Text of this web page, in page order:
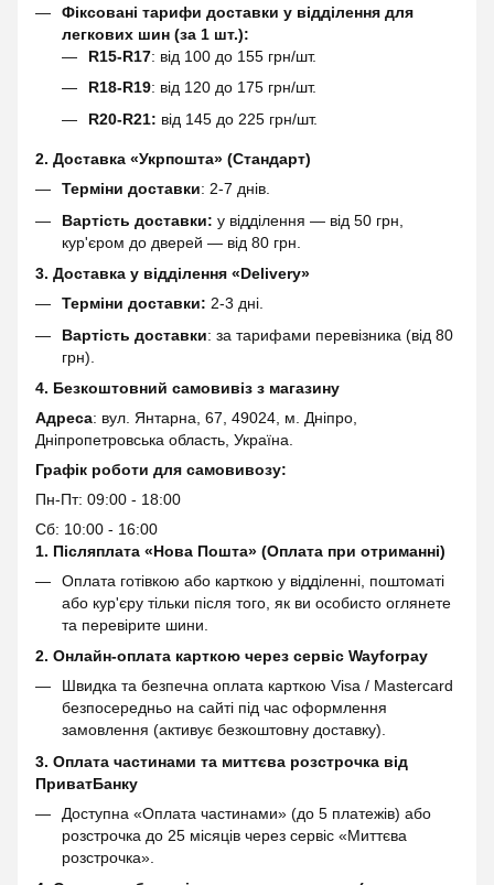
Фіксовані тарифи доставки у відділення для
легкових шин (за 1 шт.):
R15-R17: від 100 до 155 грн/шт.
R18-R19: від 120 до 175 грн/шт.
R20-R21: від 145 до 225 грн/шт.
2. Доставка «Укрпошта» (Стандарт)
Терміни доставки: 2-7 днів.
Вартість доставки: у відділення — від 50 грн,
кур'єром до дверей — від 80 грн.
3. Доставка у відділення «Delivery»
Терміни доставки: 2-3 дні.
Вартість доставки: за тарифами перевізника (від 80
грн).
4. Безкоштовний самовивіз з магазину
Адреса: вул. Янтарна, 67, 49024, м. Дніпро,
Дніпропетровська область, Україна.
Графік роботи для самовивозу:
Пн-Пт: 09:00 - 18:00
Сб: 10:00 - 16:00
1. Післяплата «Нова Пошта» (Оплата при отриманні)
Оплата готівкою або карткою у відділенні, поштоматі
або кур'єру тільки після того, як ви особисто оглянете
та перевірите шини.
2. Онлайн-оплата карткою через сервіс Wayforpay
Швидка та безпечна оплата карткою Visa / Mastercard
безпосередньо на сайті під час оформлення
замовлення (активує безкоштовну доставку).
3. Оплата частинами та миттєва розстрочка від
ПриватБанку
Доступна «Оплата частинами» (до 5 платежів) або
розстрочка до 25 місяців через сервіс «Миттєва
розстрочка».